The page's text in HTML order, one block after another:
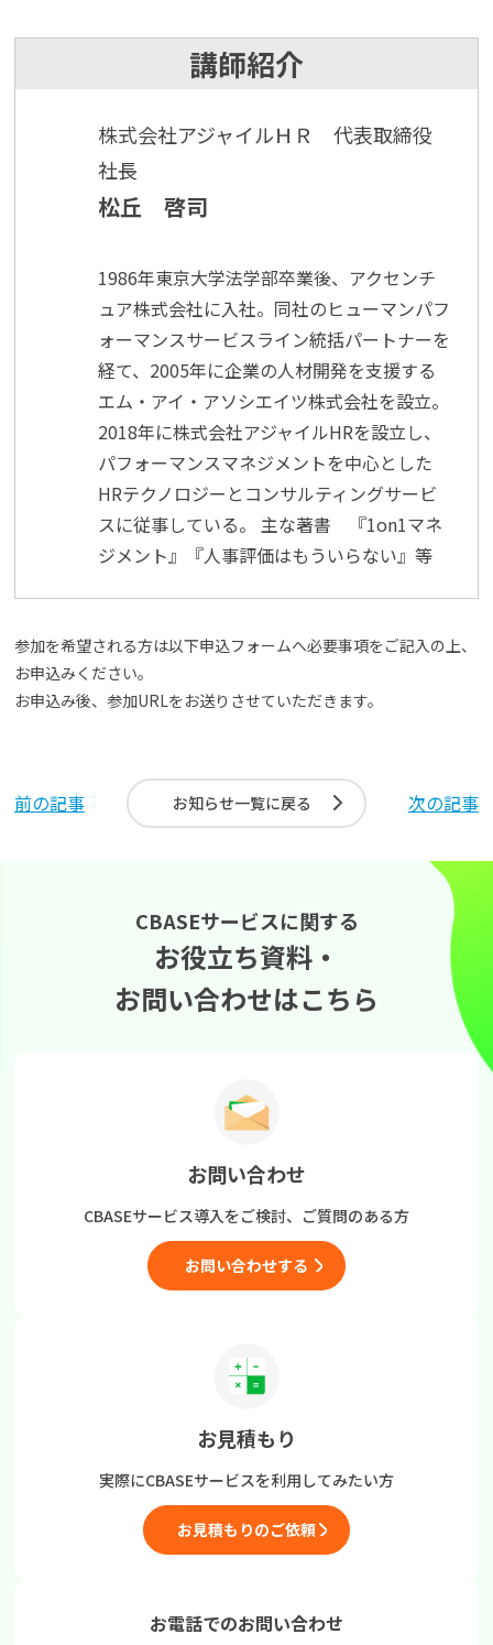
講師紹介
株式会社アジャイルＨＲ 代表取締役
社長
松丘 啓司
1986年東京大学法学部卒業後、アクセンチ
ュア株式会社に入社。同社のヒューマンパフ
ォーマンスサービスライン統括パートナーを
経て、2005年に企業の人材開発を支援する
エム・アイ・アソシエイツ株式会社を設立。
2018年に株式会社アジャイルHRを設立し、
パフォーマンスマネジメントを中心とした
HRテクノロジーとコンサルティングサービ
スに従事している。 主な著書 『1on1マネ
ジメント』『人事評価はもういらない』等
参加を希望される方は以下申込フォームへ必要事項をご記入の上、
お申込みください。
お申込み後、参加URLをお送りさせていただきます。
前の記事 お知らせ一覧に戻る 次の記事
CBASEサービスに関する
お役立ち資料・
お問い合わせはこちら
お問い合わせ
CBASEサービス導入をご検討、 ご質問のある方
お問い合わせする
お見積もり
実際にCBASEサービスを利用してみたい方
お見積もりのご依頼
お電話でのお問い合わせ